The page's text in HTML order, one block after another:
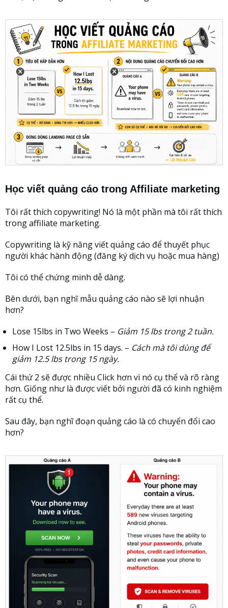
Học viết quảng cáo trong Affiliate marketing
Tôi rất thích copywriting! Nó là một phần mà tôi rất thích
trong affiliate marketing.
Copywriting là kỹ năng viết quảng cáo để thuyết phục
người khác hành động (đăng ký dịch vụ hoặc mua hàng)
Tôi có thể chứng minh dễ dàng.
Bên dưới, bạn nghĩ mẫu quảng cáo nào sẽ lợi nhuận
hơn?
Lose 15lbs in Two Weeks – Giảm 15 lbs trong 2 tuần.
How I Lost 12.5lbs in 15 days. – Cách mà tôi dùng để
giảm 12.5 lbs trong 15 ngày.
Cái thứ 2 sẽ được nhiều Click hơn vì nó cụ thể và rõ ràng
hơn. Giống như là được viết bởi người đã có kinh nghiệm
rất cụ thể.
Sau đây, bạn nghĩ đoạn quảng cáo là có chuyển đổi cao
hơn?